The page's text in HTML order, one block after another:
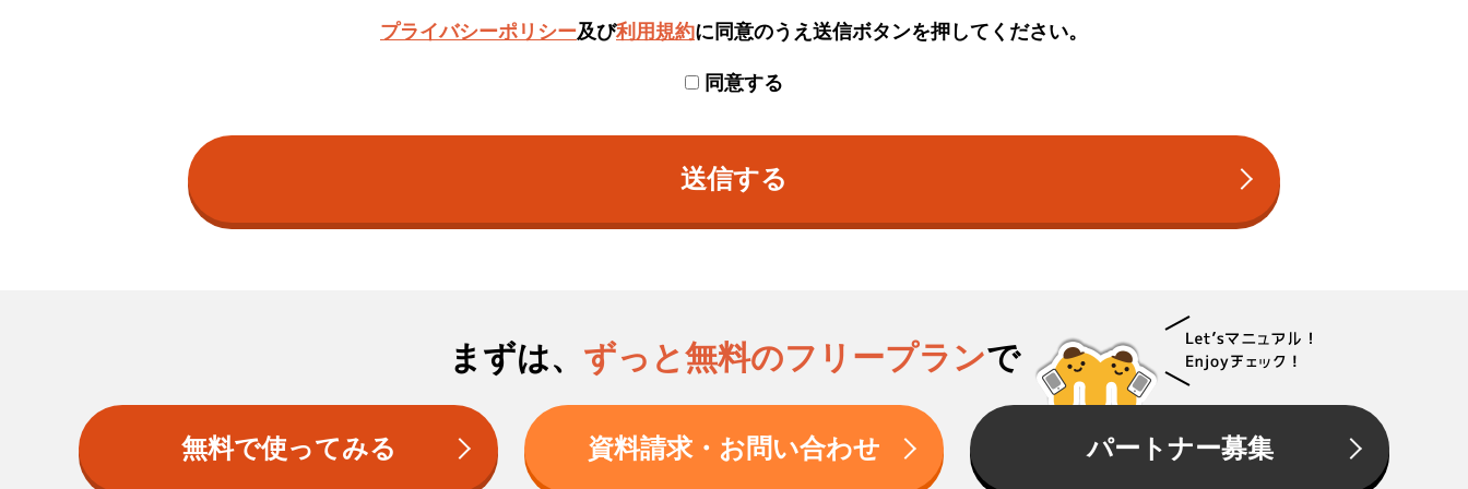
プライバシーポリシー及び利用規約に 同意のうえ送信ボタンを押してください。
同意する
送信する
まずは、 ずっと無料のフリープランで
無料で使ってみる 資料請求・お問い合わせ パートナー募集